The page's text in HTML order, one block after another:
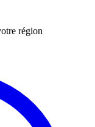
région